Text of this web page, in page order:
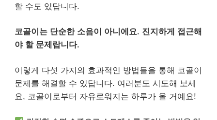
할 수도 있답니다.
코골이는 단순한 소음이 아니에요. 진지하게 접근해
야 할 문제랍니다.
이렇게 다섯 가지의 효과적인 방법들을 통해 코골이
문제를 해결할 수 있답니다. 여러분도 시도해 보세
요, 코골이로부터 자유로워지는 하루가 올 거예요!